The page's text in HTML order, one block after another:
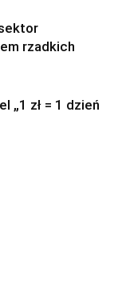
rzadkich
„1 zł = 1 dzień